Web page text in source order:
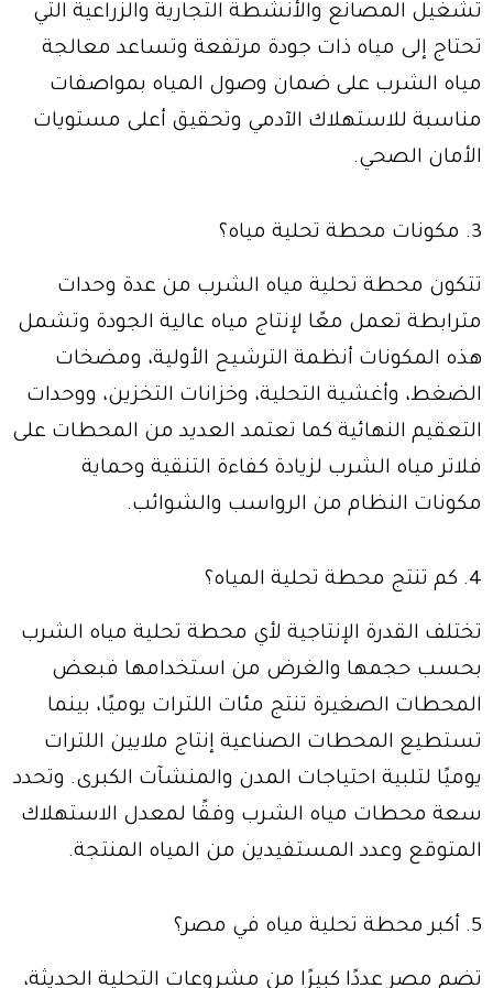
تشغيل المصانع والأنشطة التجارية والزراعية التي
تحتاج إلى مياه ذات جودة مرتفعة وتساعد معالجة
مياه الشرب على ضمان وصول المياه بمواصفات
مناسبة للاستهلاك الآدمي وتحقيق أعلى مستويات
الأمان الصحي.
3. مكونات محطة تحلية مياه؟
تتكون محطة تحلية مياه الشرب من عدة وحدات
مترابطة تعمل معًا لإنتاج مياه عالية الجودة وتشمل
هذه المكونات أنظمة الترشيح الأولية، ومضخات
الضغط، وأغشية التحلية، وخزانات التخزين، ووحدات
التعقيم النهائية كما تعتمد العديد من المحطات على
فلاتر مياه الشرب لزيادة كفاءة التنقية وحماية
مكونات النظام من الرواسب والشوائب.
4. كم تنتج محطة تحلية المياه؟
تختلف القدرة الإنتاجية لأي محطة تحلية مياه الشرب
بحسب حجمها والغرض من استخدامها فبعض
المحطات الصغيرة تنتج مئات اللترات يوميًا، بينما
تستطيع المحطات الصناعية إنتاج ملايين اللترات
يوميًا لتلبية احتياجات المدن والمنشآت الكبرى. وتحدد
سعة محطات مياه الشرب وفقًا لمعدل الاستهلاك
المتوقع وعدد المستفيدين من المياه المنتجة.
5. أكبر محطة تحلية مياه في مصر؟
تضم مصر عددًا كبيرًا من مشروعات التحلية الحديثة،